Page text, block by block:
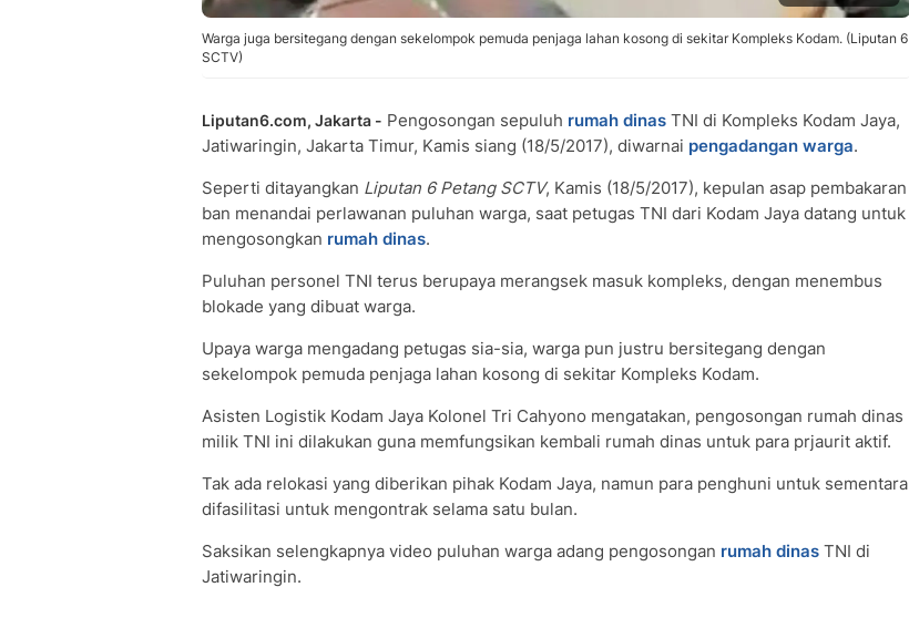
Warga juga bersitegang dengan sekelompok pemuda penjaga lahan kosong di sekitar Kompleks Kodam. (Liputan 6
SCTV)
Liputan6.com, Jakarta - Pengosongan sepuluh rumah dinas TNI di Kompleks Kodam Jaya,
Jatiwaringin, Jakarta Timur, Kamis siang (18/5/2017), diwarnai pengadangan warga.
Seperti ditayangkan Liputan 6 Petang SCTV, Kamis (18/5/2017), kepulan asap pembakaran
ban menandai perlawanan puluhan warga, saat petugas TNI dari Kodam Jaya datang untuk
mengosongkan rumah dinas.
Puluhan personel TNI terus berupaya merangsek masuk kompleks, dengan menembus
blokade yang dibuat warga.
Upaya warga mengadang petugas sia-sia, warga pun justru bersitegang dengan
sekelompok pemuda penjaga lahan kosong di sekitar Kompleks Kodam.
Asisten Logistik Kodam Jaya Kolonel Tri Cahyono mengatakan, pengosongan rumah dinas
milik TNI ini dilakukan guna memfungsikan kembali rumah dinas untuk para prjaurit aktif.
Tak ada relokasi yang diberikan pihak Kodam Jaya, namun para penghuni untuk sementara
difasilitasi untuk mengontrak selama satu bulan.
Saksikan selengkapnya video puluhan warga adang pengosongan rumah dinas TNI di
Jatiwaringin.